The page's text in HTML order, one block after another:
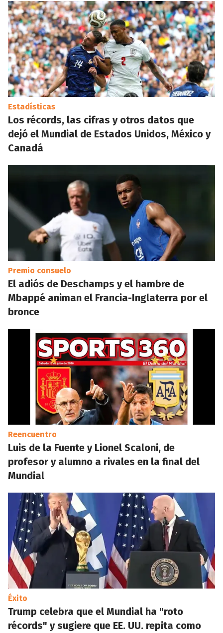
Estadísticas
Los récords, las cifras y otros datos que
dejó el Mundial de Estados Unidos, México y
Canadá
Premio consuelo
El adiós de Deschamps y el hambre de
Mbappé animan el Francia-Inglaterra por el
bronce
Reencuentro
Luis de la Fuente y Lionel Scaloni, de
profesor y alumno a rivales en la final del
Mundial
Éxito
Trump celebra que el Mundial ha "roto
récords" y sugiere que EE. UU. repita como